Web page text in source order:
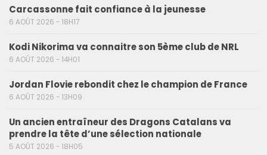
Carcassonne fait confiance à la jeunesse
6 AOÛT 2026 - 18H17
Kodi Nikorima va connaitre son 5ème club de NRL
6 AOÛT 2026 - 14H01
Jordan Flovie rebondit chez le champion de France
6 AOÛT 2026 - 13H09
Un ancien entraîneur des Dragons Catalans va
prendre la tête d’une sélection nationale
5 AOÛT 2026 - 18H05